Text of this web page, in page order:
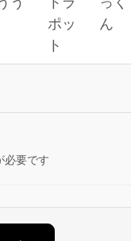
必要です